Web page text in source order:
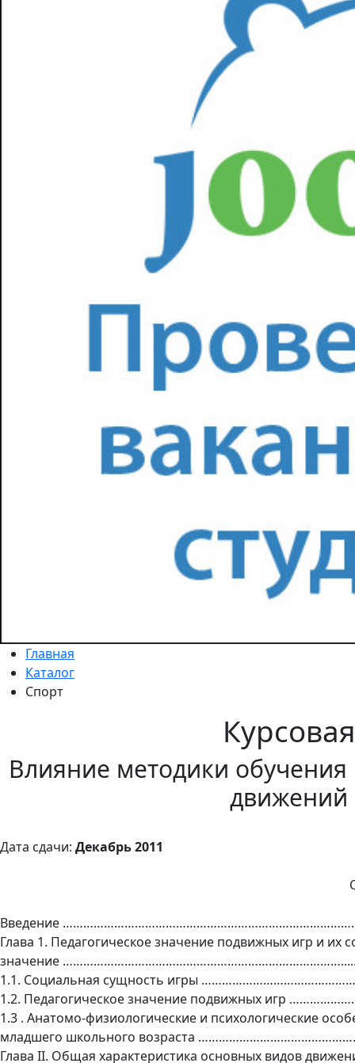
Главная
Каталог
Спорт
Курсовая
Влияние методики
движений
Дата сдачи: Декабрь 2011
Введение
Глава 1. Педагогическое значение подвижных игр и их
значение
1.1. Социальная сущность игры
1.2. Педагогическое значение подвижных игр
1.3 . Анатомо-физиологические и психологические
младшего школьного возраста
Глава II. Общая характеристика основных видов